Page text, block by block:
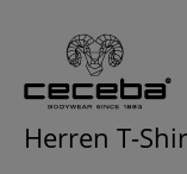
Herren T-